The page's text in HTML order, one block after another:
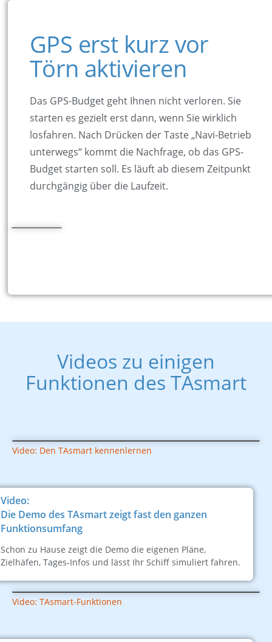
GPS erst kurz vor
Törn aktivieren
Das GPS-Budget geht Ihnen nicht verloren. Sie
starten es gezielt erst dann, wenn Sie wirklich
losfahren. Nach Drücken der Taste „Navi-Betrieb
unterwegs“ kommt die Nachfrage, ob das GPS-
Budget starten soll. Es läuft ab diesem Zeitpunkt
durchgängig über die Laufzeit.
Videos zu einigen
Funktionen des TAsmart
Video: Den TAsmart kennenlernen
Video:
Die Demo des TAsmart zeigt fast den ganzen
Funktionsumfang
Schon zu Hause zeigt die Demo die eigenen Pläne,
Zielhäfen, Tages-Infos und lässt Ihr Schiff simuliert fahren.
Video: TAsmart-Funktionen